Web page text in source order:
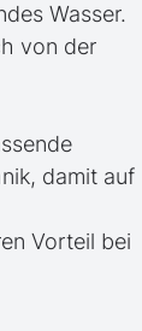
Wasser.
von der
damit auf
Vorteil bei